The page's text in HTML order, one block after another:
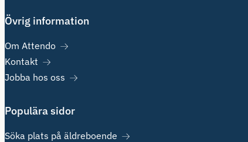
Övrig information
Om Attendo
Kontakt
Jobba hos oss
Populära sidor
Söka plats på äldreboende